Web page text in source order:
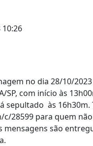
no dia 28/10/2023
SP, com início às
sepultado às 16h30m.
28599 para quem
mensagens são